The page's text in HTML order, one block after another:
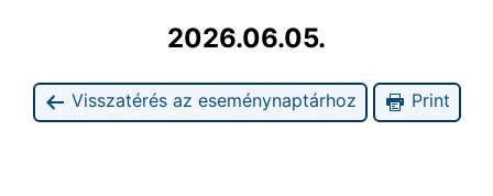
2026.06.05.
Visszatérés az eseménynaptárhoz Print